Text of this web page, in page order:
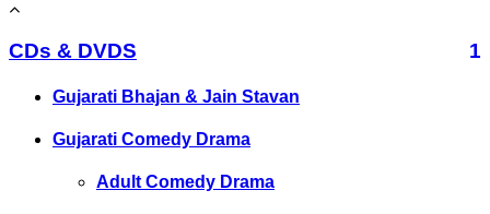
CDs & DVDS 1
Gujarati Bhajan & Jain Stavan
Gujarati Comedy Drama
Adult Comedy Drama